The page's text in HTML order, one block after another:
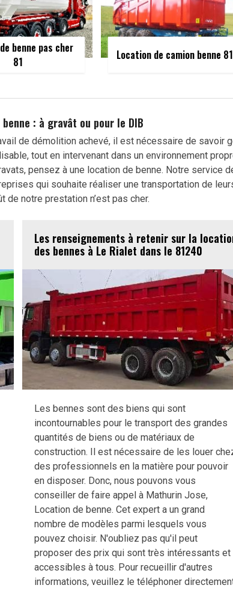
benne pas cher
81
Location de camion benne 81
: à gravât ou pour le DIB
de démolition achevé, il est nécessaire de savoir
tout en intervenant dans un environnement
pensez à une location de benne. Notre service
qui souhaite réaliser une transportation de
de notre prestation n’est pas cher.
Les renseignements à retenir sur la
des bennes à Le Rialet dans le 81240
Les bennes sont des biens qui sont
incontournables pour le transport des grandes
quantités de biens ou de matériaux de
construction. Il est nécessaire de les louer
des professionnels en la matière pour pouvoir
en disposer. Donc, nous pouvons vous
conseiller de faire appel à Mathurin Jose,
Location de benne. Cet expert a un grand
nombre de modèles parmi lesquels vous
pouvez choisir. N'oubliez pas qu'il peut
proposer des prix qui sont très intéressants et
accessibles à tous. Pour recueillir d'autres
informations, veuillez le téléphoner